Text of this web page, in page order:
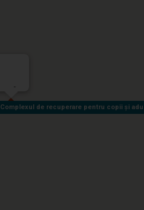
Complexul de recuperare pentru copii și
Complexul de recuperare pentru copii și
-